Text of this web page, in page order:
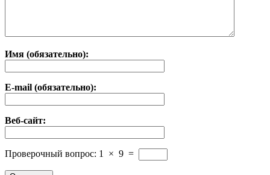
Имя (обязательно):
E-mail (обязательно):
Веб-сайт:
Проверочный вопрос: 1 × 9 =